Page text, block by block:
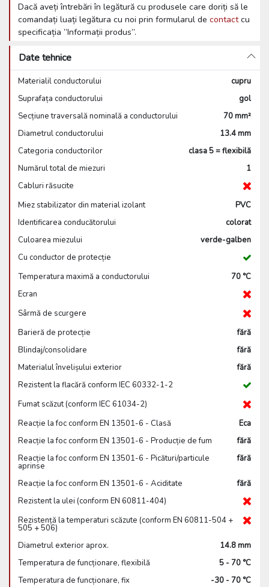
Dacă aveți întrebări în legătură cu produsele care doriți să le
comandați luați legătura cu noi prin formularul de contactcu
specificația ”Informații produs”.
Date tehnice
Materialil conductorului
cupru
Suprafața conductorului
gol
Secțiune traversală nominală a conductorului
70 mm²
Diametrul conductorului
13.4 mm
Categoria conductorilor
clasa 5 = flexibilă
Numărul total de miezuri
1
Cabluri răsucite
Miez stabilizator din material izolant
PVC
Identificarea conducătorului
colorat
Culoarea miezului
verde-galben
Cu conductor de protecție
Temperatura maximă a conductorului
70 °C
Ecran
Sârmă de scurgere
Barieră de protecție
fără
Blindaj/consolidare
fără
Materialul învelișului exterior
fără
Rezistent la flacără conform IEC 60332-1-2
Fumat scăzut (conform IEC 61034-2)
Reacție la foc conform EN 13501-6 - Clasă
Eca
Reacție la foc conform EN 13501-6 - Producție de fum
fără
Reacție la foc conform EN 13501-6 - Picături/particule
aprinse
fără
Reacție la foc conform EN 13501-6 - Aciditate
fără
Rezistent la ulei (conform EN 60811-404)
Rezistență la temperaturi scăzute (conform EN 60811-504 +
505 + 506)
Diametrul exterior aprox.
14.8 mm
Temperatura de funcționare, flexibilă
5 - 70 °C
Temperatura de funcționare, fix
-30 - 70 °C